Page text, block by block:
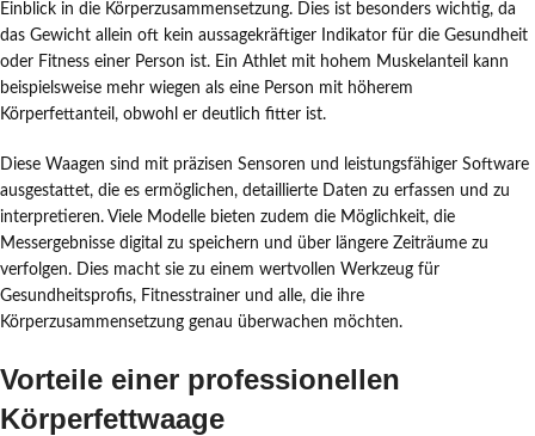
Einblick in die Körperzusammensetzung. Dies ist besonders wichtig, da
das Gewicht allein oft kein aussagekräftiger Indikator für die Gesundheit
oder Fitness einer Person ist. Ein Athlet mit hohem Muskelanteil kann
beispielsweise mehr wiegen als eine Person mit höherem
Körperfettanteil, obwohl er deutlich fitter ist.
Diese Waagen sind mit präzisen Sensoren und leistungsfähiger Software
ausgestattet, die es ermöglichen, detaillierte Daten zu erfassen und zu
interpretieren. Viele Modelle bieten zudem die Möglichkeit, die
Messergebnisse digital zu speichern und über längere Zeiträume zu
verfolgen. Dies macht sie zu einem wertvollen Werkzeug für
Gesundheitsprofis, Fitnesstrainer und alle, die ihre
Körperzusammensetzung genau überwachen möchten.
Vorteile einer professionellen
Körperfettwaage